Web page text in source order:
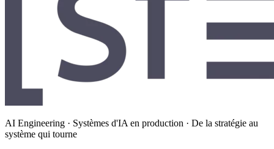
AI Engineering · Systèmes d'IA en production · De la stratégie au
système qui tourne